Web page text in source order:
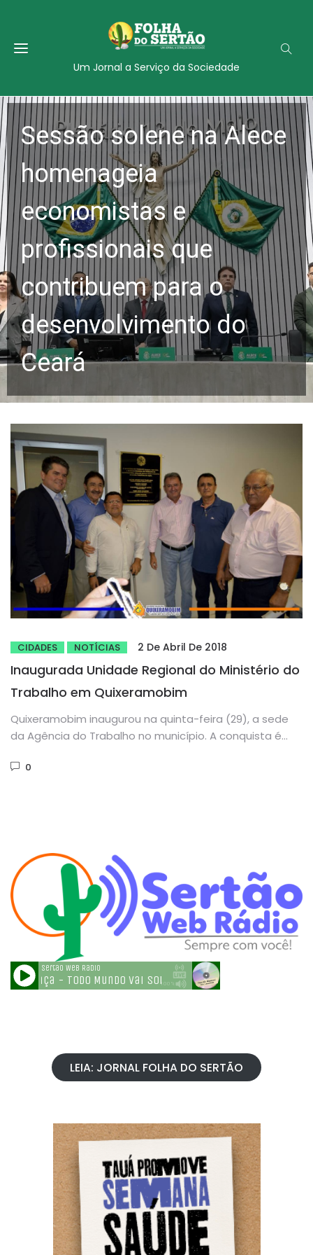
Um Jornal a Serviço da Sociedade
Sessão solene na Alece
homenageia
economistas e
profissionais que
contribuem para o
desenvolvimento do
Ceará
CIDADES NOTÍCIAS 2 De Abril De 2018
Inaugurada Unidade Regional do Ministério do
Trabalho em Quixeramobim
Quixeramobim inaugurou na quinta-feira (29), a sede
da Agência do Trabalho no município. A conquista é
0
LEIA: JORNAL FOLHA DO SERTÃO